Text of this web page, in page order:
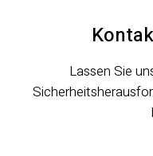
Lassen Sie